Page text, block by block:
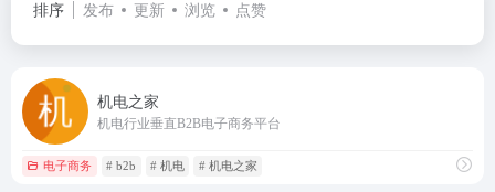
排序 发布 更新 浏览 点赞
机电之家
机电行业垂直B2B电子商务平台
电子商务 # b2b # 机电 # 机电之家